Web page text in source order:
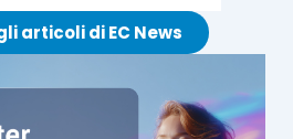
articoli di EC News